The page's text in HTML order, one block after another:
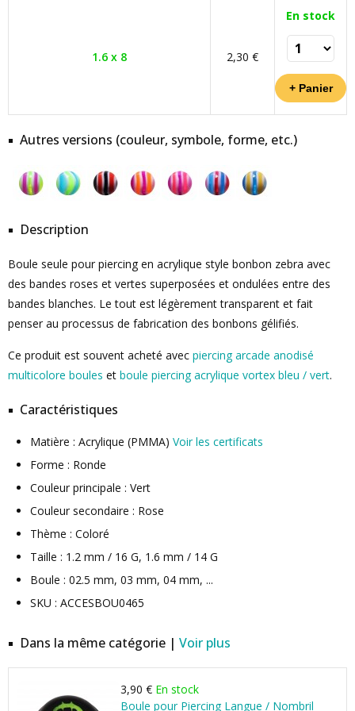
1.6 x 8 2,30 €
En stock
Autres versions (couleur, symbole, forme, etc.)
Description
Boule seule pour piercing en acrylique style bonbon zebra avec
des bandes roses et vertes superposées et ondulées entre des
bandes blanches. Le tout est légèrement transparent et fait
penser au processus de fabrication des bonbons gélifiés.
Ce produit est souvent acheté avec piercing arcade anodisé
multicolore boules et boule piercing acrylique vortex bleu / vert.
Caractéristiques
Matière : Acrylique (PMMA) Voir les certificats
Forme : Ronde
Couleur principale : Vert
Couleur secondaire : Rose
Thème : Coloré
Taille : 1.2 mm / 16 G, 1.6 mm / 14 G
Boule : 02.5 mm, 03 mm, 04 mm, ...
SKU : ACCESBOU0465
Dans la même catégorie | Voir plus
3,90 € En stock
Boule pour Piercing Langue / Nombril